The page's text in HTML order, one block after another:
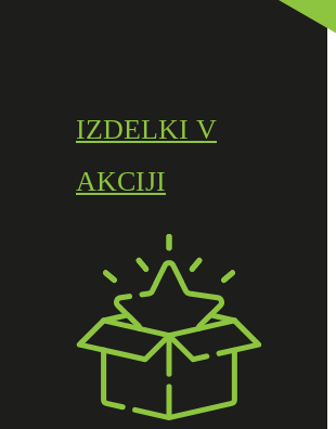
IZDELKI V
AKCIJI